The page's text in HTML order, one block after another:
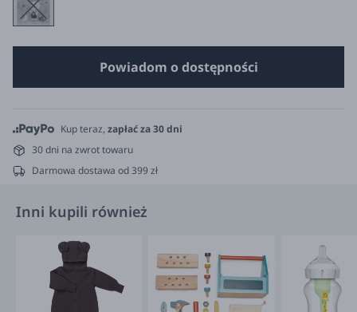
Powiadom o dostępności
Kup teraz, zapłać za 30 dni
30 dni na zwrot towaru
Darmowa dostawa od 399 zł
Inni kupili również